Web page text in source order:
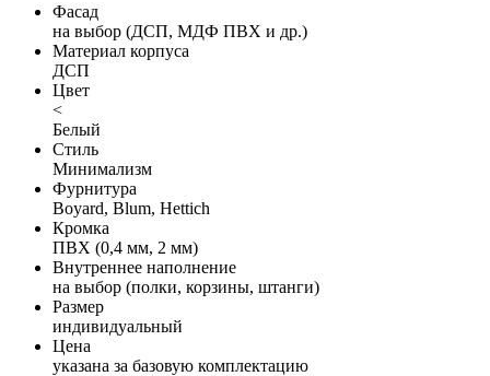
Фасад
на выбор (ДСП, МДФ ПВХ и др.)
Материал корпуса
ДСП
Цвет
<
Белый
Стиль
Минимализм
Фурнитура
Boyard, Blum, Hettich
Кромка
ПВХ (0,4 мм, 2 мм)
Внутреннее наполнение
на выбор (полки, корзины, штанги)
Размер
индивидуальный
Цена
указана за базовую комплектацию